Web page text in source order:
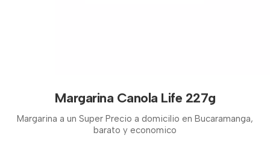
Margarina Canola Life 227g
Margarina a un Super Precio a domicilio en Bucaramanga,
barato y economico